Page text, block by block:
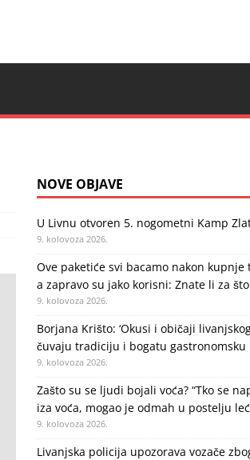
NOVE OBJAVE
U Livnu otvoren 5. nogometni Kamp
9. kolovoza 2026.
Ove paketiće svi bacamo nakon kupnje
a zapravo su jako korisni: Znate li za
9. kolovoza 2026.
Borjana Krišto: ‘Okusi i običaji
čuvaju tradiciju i bogatu gastronomsku
9. kolovoza 2026.
Zašto su se ljudi bojali voća? “Tko se
iza voća, mogao je odmah u postelju
9. kolovoza 2026.
Livanjska policija upozorava vozače